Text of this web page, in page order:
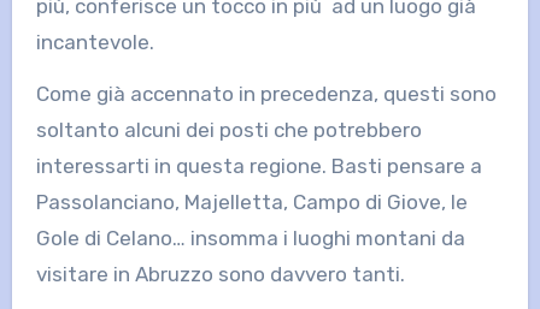
più, conferisce un tocco in più ad un luogo già
incantevole.
Come già accennato in precedenza, questi sono
soltanto alcuni dei posti che potrebbero
interessarti in questa regione. Basti pensare a
Passolanciano, Majelletta, Campo di Giove, le
Gole di Celano… insomma i luoghi montani da
visitare in Abruzzo sono davvero tanti.